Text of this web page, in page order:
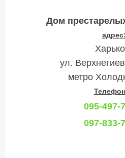
Дом
адрес:
ул.
метро
095-497-
097-833-